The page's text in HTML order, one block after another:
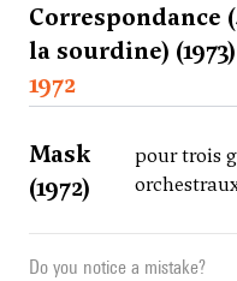
Correspondance
la sourdine) (1973)
1972
Mask
(1972)
pour trois
Do you notice a mistake?